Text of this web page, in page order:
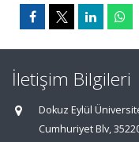
İletişim Bilgileri
Dokuz Eylül
Cumhuriyet Blv,